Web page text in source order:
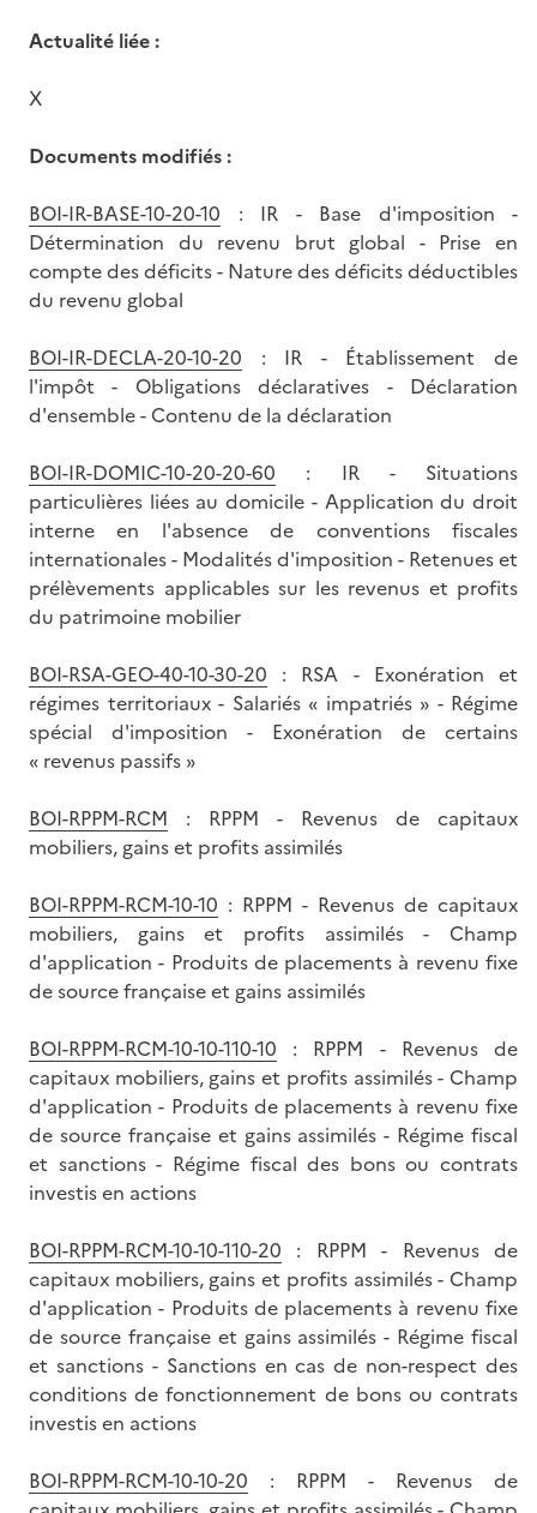
Actualité liée :
X
Documents modifiés :
BOI-IR-BASE-10-20-10 : IR - Base d'imposition -
Détermination du revenu brut global - Prise en
compte des déficits - Nature des déficits déductibles
du revenu global
BOI-IR-DECLA-20-10-20 : IR - Établissement de
l'impôt - Obligations déclaratives - Déclaration
d'ensemble - Contenu de la déclaration
BOI-IR-DOMIC-10-20-20-60 : IR - Situations
particulières liées au domicile - Application du droit
interne en l'absence de conventions fiscales
internationales - Modalités d'imposition - Retenues et
prélèvements applicables sur les revenus et profits
du patrimoine mobilier
BOI-RSA-GEO-40-10-30-20 : RSA - Exonération et
régimes territoriaux - Salariés « impatriés » - Régime
spécial d'imposition - Exonération de certains
« revenus passifs »
BOI-RPPM-RCM : RPPM - Revenus de capitaux
mobiliers, gains et profits assimilés
BOI-RPPM-RCM-10-10 : RPPM - Revenus de capitaux
mobiliers, gains et profits assimilés - Champ
d'application - Produits de placements à revenu fixe
de source française et gains assimilés
BOI-RPPM-RCM-10-10-110-10 : RPPM - Revenus de
capitaux mobiliers, gains et profits assimilés - Champ
d'application - Produits de placements à revenu fixe
de source française et gains assimilés - Régime fiscal
et sanctions - Régime fiscal des bons ou contrats
investis en actions
BOI-RPPM-RCM-10-10-110-20 : RPPM - Revenus de
capitaux mobiliers, gains et profits assimilés - Champ
d'application - Produits de placements à revenu fixe
de source française et gains assimilés - Régime fiscal
et sanctions - Sanctions en cas de non-respect des
conditions de fonctionnement de bons ou contrats
investis en actions
BOI-RPPM-RCM-10-10-20 : RPPM - Revenus de